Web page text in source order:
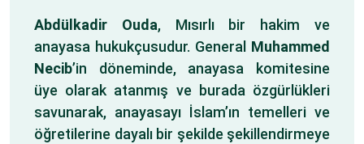
Abdülkadir Ouda, Mısırlı bir hakim ve
anayasa hukukçusudur. General Muhammed
Necib’in döneminde, anayasa komitesine
üye olarak atanmış ve burada özgürlükleri
savunarak, anayasayı İslam’ın temelleri ve
öğretilerine dayalı bir şekilde şekillendirmeye